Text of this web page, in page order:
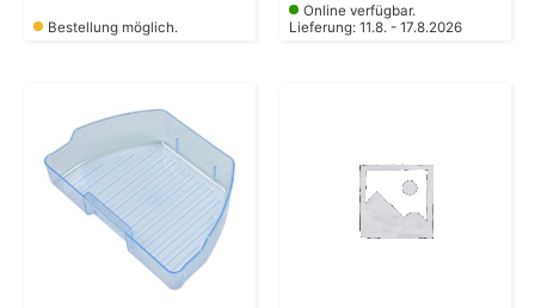
Bestellung möglich.
Online verfügbar.
Lieferung: 11.8. - 17.8.2026